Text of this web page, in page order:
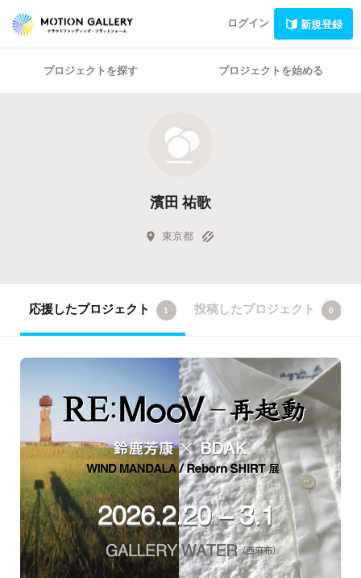
ログイン 新規登録
プロジェクトを探す プロジェクトを始める
濱田 祐歌
東京都
応援したプロジェクト 1 投稿したプロジェクト 0